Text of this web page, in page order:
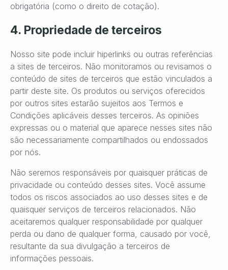
obrigatória (como o direito de cotação).
4. Propriedade de terceiros
Nosso site pode incluir hiperlinks ou outras referências
a sites de terceiros. Não monitoramos ou revisamos o
conteúdo de sites de terceiros que estão vinculados a
partir deste site. Os produtos ou serviços oferecidos
por outros sites estarão sujeitos aos Termos e
Condições aplicáveis desses terceiros. As opiniões
expressas ou o material que aparece nesses sites não
são necessariamente compartilhados ou endossados
por nós.
Não seremos responsáveis por quaisquer práticas de
privacidade ou conteúdo desses sites. Você assume
todos os riscos associados ao uso desses sites e de
quaisquer serviços de terceiros relacionados. Não
aceitaremos qualquer responsabilidade por qualquer
perda ou dano de qualquer forma, causado por você,
resultante da sua divulgação a terceiros de
informações pessoais.